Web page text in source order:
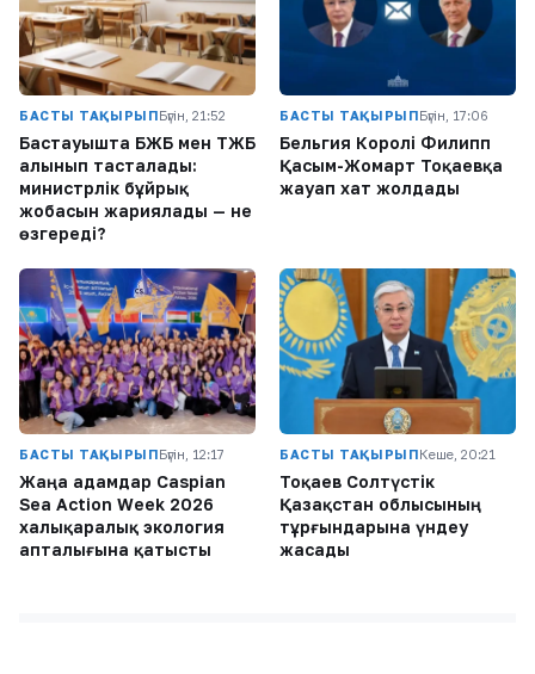
БАСТЫ ТАҚЫРЫПБүгін, 21:52
Бастауышта БЖБ мен ТЖБ
алынып тасталады:
министрлік бұйрық
жобасын жариялады — не
өзгереді?
БАСТЫ ТАҚЫРЫПБүгін, 17:06
Бельгия Королі Филипп
Қасым-Жомарт Тоқаевқа
жауап хат жолдады
БАСТЫ ТАҚЫРЫПБүгін, 12:17
Жаңа адамдар Caspian
Sea Action Week 2026
халықаралық экология
апталығына қатысты
БАСТЫ ТАҚЫРЫПКеше, 20:21
Тоқаев Солтүстік
Қазақстан облысының
тұрғындарына үндеу
жасады